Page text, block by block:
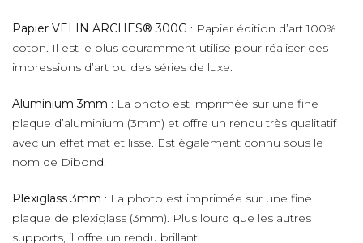
Papier VELIN ARCHES® 300G : Papier édition d’art 100%
coton. Il est le plus couramment utilisé pour réaliser des
impressions d’art ou des séries de luxe.
Aluminium 3mm : La photo est imprimée sur une fine
plaque d’aluminium (3mm) et offre un rendu très qualitatif
avec un effet mat et lisse. Est également connu sous le
nom de Dibond.
Plexiglass 3mm : La photo est imprimée sur une fine
plaque de plexiglass (3mm). Plus lourd que les autres
supports, il offre un rendu brillant.